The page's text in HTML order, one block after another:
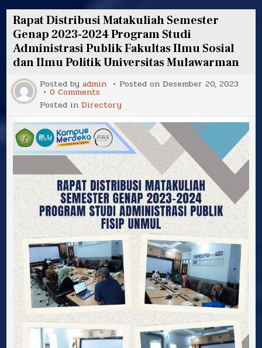
wafatnya
“Dina
Lestari”
Mahasiswa
Program
Studi
Administrasi
Publik
Angkatan
2018
Rapat Distribusi Matakuliah Semester
Genap 2023-2024 Program Studi
Administrasi Publik Fakultas Ilmu Sosial
dan Ilmu Politik Universitas Mulawarman
Posted byadmin Posted onDesember 20, 2023
0 Commentson
Rapat
Distribusi
Matakuliah
Semester
Genap
2023-
2024
Program
Studi
Administrasi
Publik
Fakultas
Ilmu
Sosial
dan
Ilmu
Politik
Universitas
Mulawarman
Posted inDirectory